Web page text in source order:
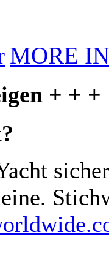
MORE
+ + +